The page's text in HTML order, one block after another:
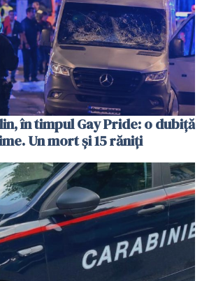
în timpul Gay Pride: o dubiță
Un mort și 15 răniți